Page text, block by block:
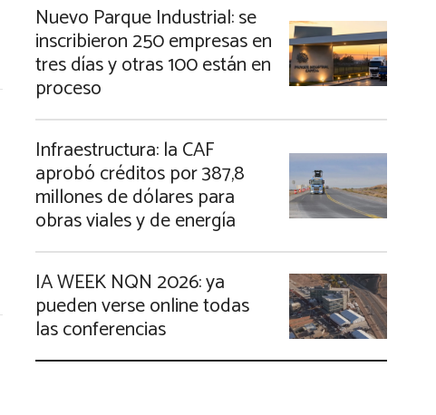
Nuevo Parque Industrial: se
inscribieron 250 empresas en
tres días y otras 100 están en
proceso
Infraestructura: la CAF
aprobó créditos por 387,8
millones de dólares para
obras viales y de energía
IA WEEK NQN 2026: ya
pueden verse online todas
las conferencias